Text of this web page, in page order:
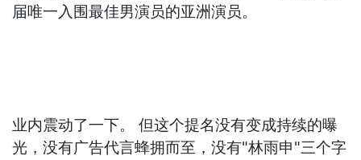
届唯一入围最佳男演员的亚洲演员。
业内震动了一下。 但这个提名没有变成持续的曝
光，没有广告代言蜂拥而至，没有"林雨申"三个字